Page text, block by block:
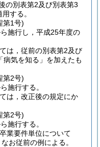
の別表第2及び別表第3
する。
第1号)
施行し，平成25年度の
は，従前の別表第2及び
「病気を知る」を加えたも
第2号)
施行する。
は，改正後の規定にか
第2号)
施行する。
業要件単位について
お従前の例による。